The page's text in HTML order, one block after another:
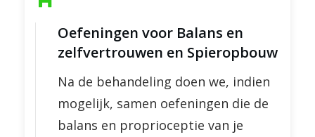
Oefeningen voor Balans en
zelfvertrouwen en Spieropbouw
Na de behandeling doen we, indien
mogelijk, samen oefeningen die de
balans en proprioceptie van je